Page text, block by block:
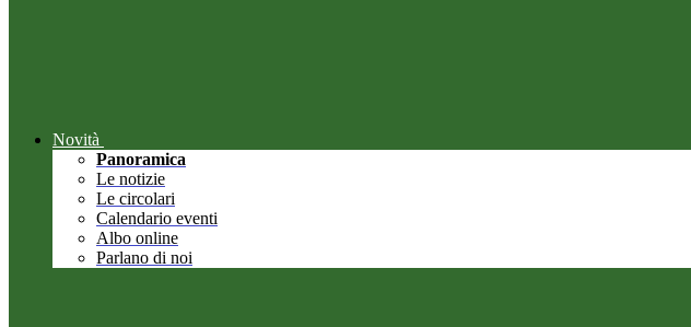
Novità
Panoramica
Le notizie
Le circolari
Calendario eventi
Albo online
Parlano di noi